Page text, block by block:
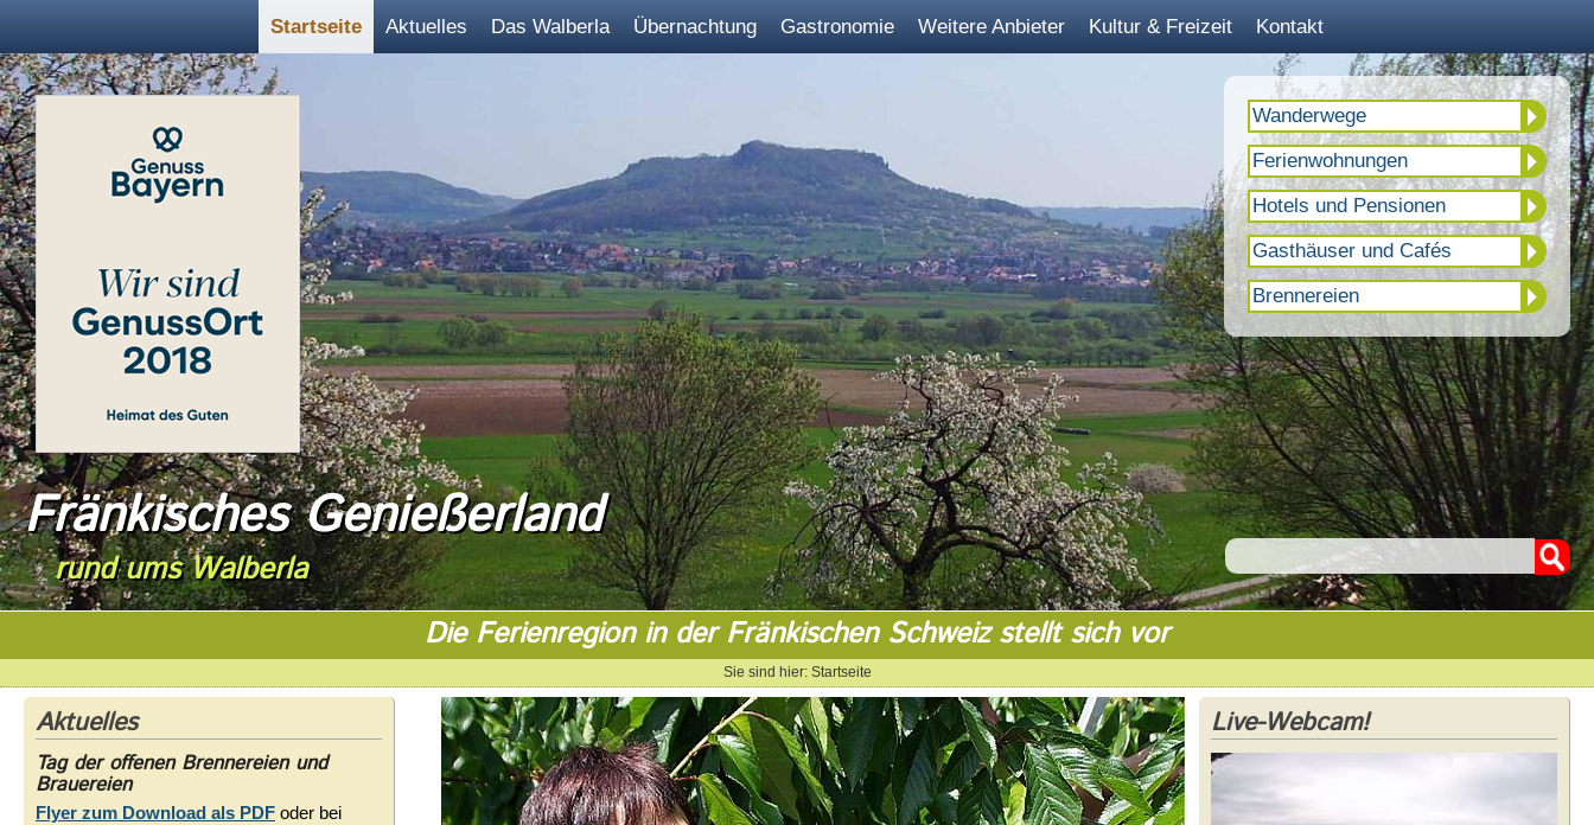
Startseite Aktuelles Das Walberla Übernachtung Gastronomie Weitere Anbieter Kultur & Freizeit Kontakt
Fränkisches Genießerland
rund ums Walberla
Wanderwege
Ferienwohnungen
Hotels und Pensionen
Gasthäuser und Cafés
Brennereien
Die Ferienregion in der Fränkischen Schweiz stellt sich vor
Sie sind hier: Startseite
Aktuelles
Tag der offenen Brennereien und
Brauereien
Flyer zum Download als PDF oder bei
Live-Webcam!